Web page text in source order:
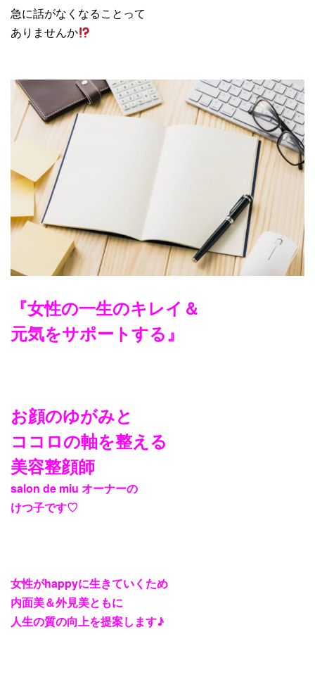
急に話がなくなることって
ありませんか
『女性の一生のキレイ＆
元気をサポートする』
お顔のゆがみと
ココロの軸を整える
美容整顔師
salon de miu オーナーの
けつ子です♡
女性がhappyに生きていくため
内面美＆外見美ともに
人生の質の向上を提案します♪